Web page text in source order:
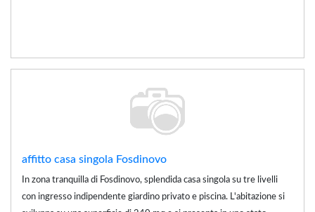
affitto casa singola Fosdinovo
In zona tranquilla di Fosdinovo, splendida casa singola su tre livelli
con ingresso indipendente giardino privato e piscina. L'abitazione si